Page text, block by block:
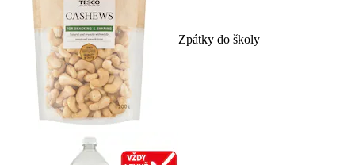
Zpátky do školy